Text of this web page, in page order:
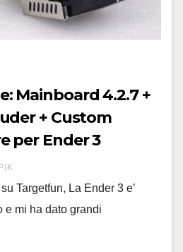
Mainboard 4.2.7 +
+ Custom
per Ender 3
Targetfun, La Ender 3 e’
e mi ha dato grandi